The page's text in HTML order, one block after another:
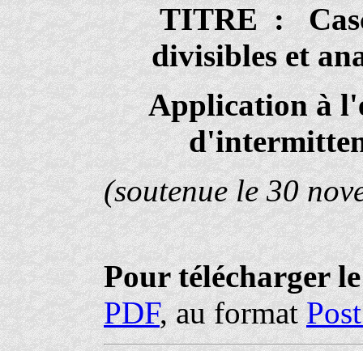
TITRE :
divisibles et
Application à
(soutenue le 30
Pour télécharger
PDF, au format